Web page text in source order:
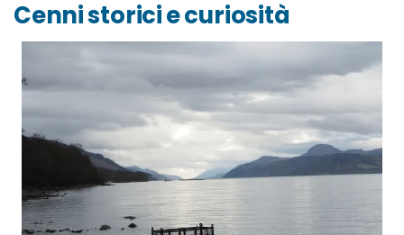
Cenni storici e curiosità